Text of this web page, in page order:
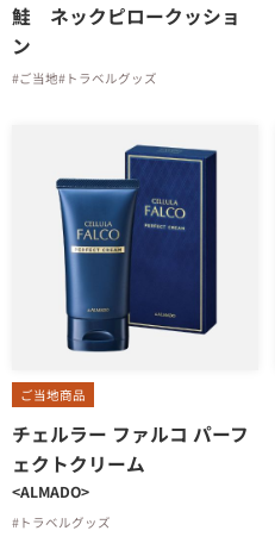
鮭 ネックピロークッショ
ン
#ご当地#トラベルグッズ
ご当地商品
チェルラー ファルコ パーフ
ェクトクリーム
<ALMADO>
#トラベルグッズ